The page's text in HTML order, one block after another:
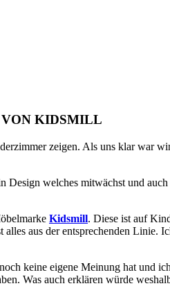
KIDSMILL
zeigen. Als uns klar war
welches mitwächst und
Kidsmill. Diese ist auf
aus der entsprechenden
keine eigene Meinung hat und
Was auch erklären würde